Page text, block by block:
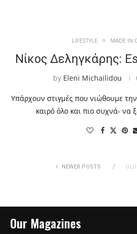
LIFESTYLE MADE IN
Νίκος Δεληγκάρης:
by Eleni Michailidou
Υπάρχουν στιγμές που νιώθουμε
καιρό όλο και πιο συχνά- να
NEWER POSTS
Our Magazines